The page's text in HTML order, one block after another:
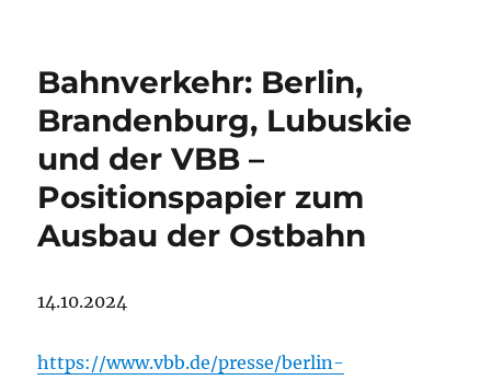
Bahnverkehr: Berlin,
Brandenburg, Lubuskie
und der VBB –
Positionspapier zum
Ausbau der Ostbahn
14.10.2024
https://www.vbb.de/presse/berlin-